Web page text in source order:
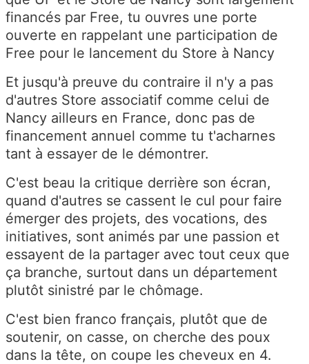
financés par Free, tu ouvres une porte
ouverte en rappelant une participation de
Free pour le lancement du Store à Nancy
Et jusqu'à preuve du contraire il n'y a pas
d'autres Store associatif comme celui de
Nancy ailleurs en France, donc pas de
financement annuel comme tu t'acharnes
tant à essayer de le démontrer.
C'est beau la critique derrière son écran,
quand d'autres se cassent le cul pour faire
émerger des projets, des vocations, des
initiatives, sont animés par une passion et
essayent de la partager avec tout ceux que
ça branche, surtout dans un département
plutôt sinistré par le chômage.
C'est bien franco français, plutôt que de
soutenir, on casse, on cherche des poux
dans la tête, on coupe les cheveux en 4.